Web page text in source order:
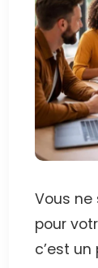
Vous
pour
c’est